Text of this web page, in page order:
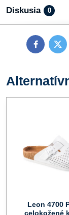
Diskusia 0
Facebook
Leon 4700
celokožené